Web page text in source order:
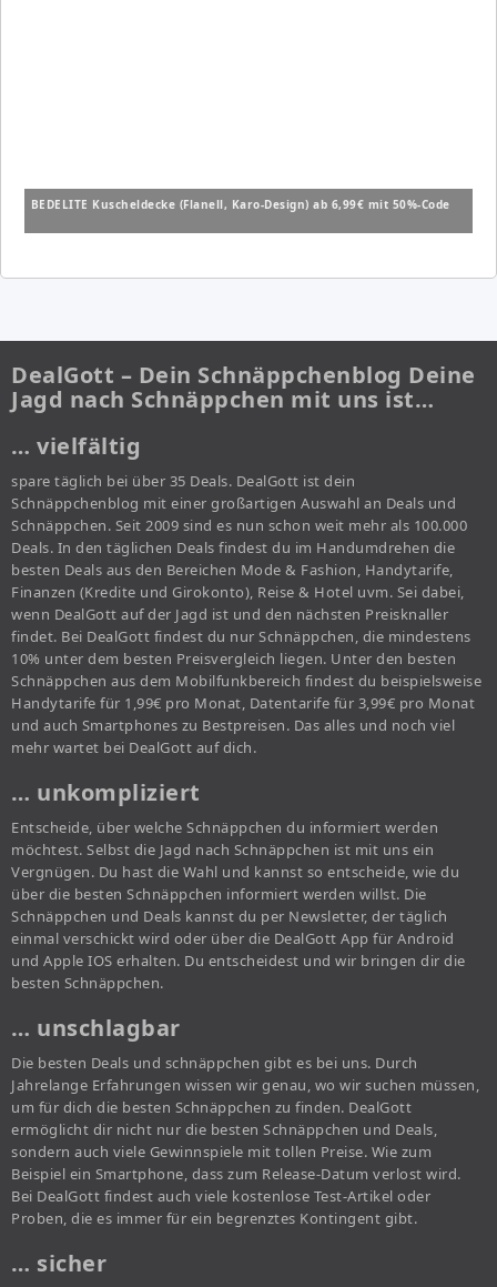
BEDELITE Kuscheldecke (Flanell, Karo-Design) ab 6,99€ mit 50%-Code
DealGott – Dein Schnäppchenblog Deine
Jagd nach Schnäppchen mit uns ist…
… vielfältig
spare täglich bei über 35 Deals. DealGott ist dein
Schnäppchenblog mit einer großartigen Auswahl an Deals und
Schnäppchen. Seit 2009 sind es nun schon weit mehr als 100.000
Deals. In den täglichen Deals findest du im Handumdrehen die
besten Deals aus den Bereichen Mode & Fashion, Handytarife,
Finanzen (Kredite und Girokonto), Reise & Hotel uvm. Sei dabei,
wenn DealGott auf der Jagd ist und den nächsten Preisknaller
findet. Bei DealGott findest du nur Schnäppchen, die mindestens
10% unter dem besten Preisvergleich liegen. Unter den besten
Schnäppchen aus dem Mobilfunkbereich findest du beispielsweise
Handytarife für 1,99€ pro Monat, Datentarife für 3,99€ pro Monat
und auch Smartphones zu Bestpreisen. Das alles und noch viel
mehr wartet bei DealGott auf dich.
… unkompliziert
Entscheide, über welche Schnäppchen du informiert werden
möchtest. Selbst die Jagd nach Schnäppchen ist mit uns ein
Vergnügen. Du hast die Wahl und kannst so entscheide, wie du
über die besten Schnäppchen informiert werden willst. Die
Schnäppchen und Deals kannst du per Newsletter, der täglich
einmal verschickt wird oder über die DealGott App für Android
und Apple IOS erhalten. Du entscheidest und wir bringen dir die
besten Schnäppchen.
… unschlagbar
Die besten Deals und schnäppchen gibt es bei uns. Durch
Jahrelange Erfahrungen wissen wir genau, wo wir suchen müssen,
um für dich die besten Schnäppchen zu finden. DealGott
ermöglicht dir nicht nur die besten Schnäppchen und Deals,
sondern auch viele Gewinnspiele mit tollen Preise. Wie zum
Beispiel ein Smartphone, dass zum Release-Datum verlost wird.
Bei DealGott findest auch viele kostenlose Test-Artikel oder
Proben, die es immer für ein begrenztes Kontingent gibt.
… sicher